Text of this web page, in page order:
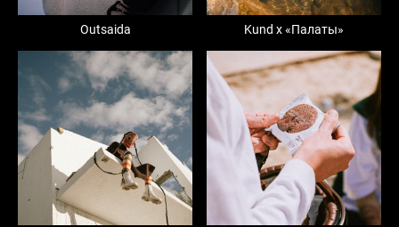
Outsaida Kund x «Палаты»